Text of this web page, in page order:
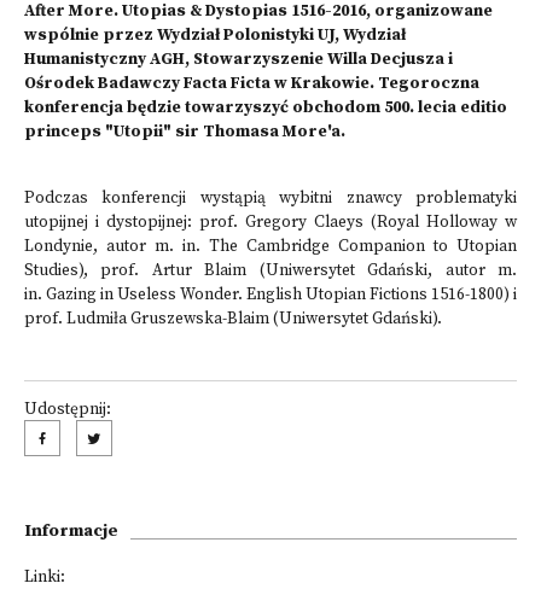
After More. Utopias & Dystopias 1516-2016, organizowane
wspólnie przez Wydział Polonistyki UJ, Wydział
Humanistyczny AGH, Stowarzyszenie Willa Decjusza i
Ośrodek Badawczy Facta Ficta w Krakowie. Tegoroczna
konferencja będzie towarzyszyć obchodom 500. lecia editio
princeps "Utopii" sir Thomasa More'a.
Podczas konferencji wystąpią wybitni znawcy problematyki
utopijnej i dystopijnej: prof. Gregory Claeys (Royal Holloway w
Londynie, autor m. in. The Cambridge Companion to Utopian
Studies), prof. Artur Blaim (Uniwersytet Gdański, autor m.
in. Gazing in Useless Wonder. English Utopian Fictions 1516-1800) i
prof. Ludmiła Gruszewska-Blaim (Uniwersytet Gdański).
Udostępnij:
Informacje
Linki: